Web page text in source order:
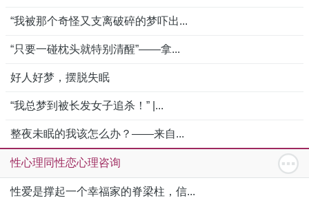
“我被那个奇怪又支离破碎的梦吓出...
“只要一碰枕头就特别清醒”——拿...
好人好梦，摆脱失眠
“我总梦到被长发女子追杀！” |...
整夜未眠的我该怎么办？——来自...
性心理同性恋心理咨询
性爱是撑起一个幸福家的脊梁柱，信...